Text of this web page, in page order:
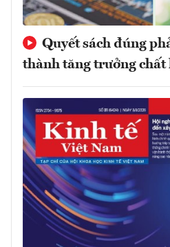
Quyết sách đúng
thành tăng trưởng chất